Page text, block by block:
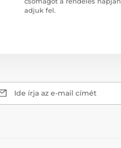
adjuk fel.
Ide írja az e-mail címét